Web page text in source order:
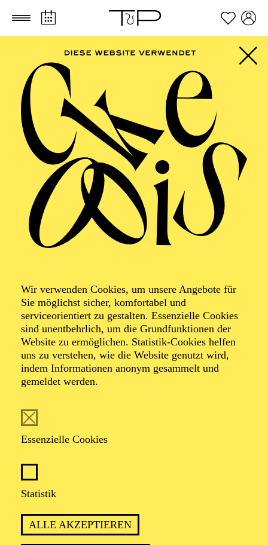
Zum Hauptinhalt springen Zum Footer springen
Wir verwenden Cookies, um unsere Angebote für
Sie möglichst sicher, komfortabel und
serviceorientiert zu gestalten. Essenzielle Cookies
sind unentbehrlich, um die Grundfunktionen der
Website zu ermöglichen. Statistik-Cookies helfen
uns zu verstehen, wie die Website genutzt wird,
indem Informationen anonym gesammelt und
gemeldet werden.
Essenzielle Cookies
Statistik
ALLE AKZEPTIEREN
FILTER
Für Kinder zwischen 11 und 14 Jahren
€
Der Ticketkauf berechtigt für die Teilnahme am gesamten
Workshop vom 30.03. - 02.04.2027.
APRIL 2027
AALTO MUSIKTHEATER
AALTO BALLETT ESSEN
Donnerstag
01.04.2027
Aalto-Foyer
FERIENABENTEUER
SALUT PARIS!
Für Kinder zwischen 11 und 14 Jahren
Der Ticketkauf am 30.03.2027 berechtigt für die Teilnahme am
gesamten Workshop vom 30.03. - 02.04.2027.
AALTO MUSIKTHEATER
Donnerstag
Aalto-Theater
WIENER BLUT